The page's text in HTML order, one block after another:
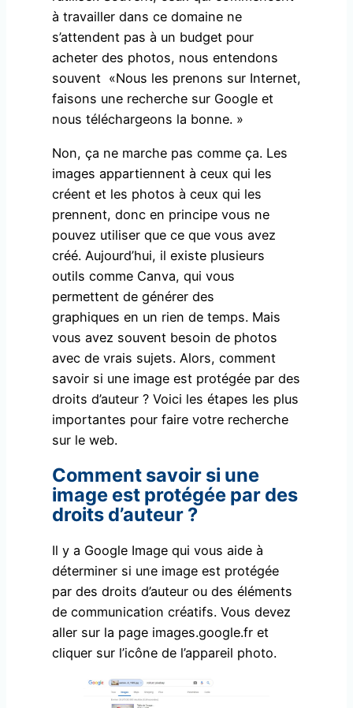
à travailler dans ce domaine ne
s’attendent pas à un budget pour
acheter des photos, nous entendons
souvent «Nous les prenons sur Internet,
faisons une recherche sur Google et
nous téléchargeons la bonne. »
Non, ça ne marche pas comme ça. Les
images appartiennent à ceux qui les
créent et les photos à ceux qui les
prennent, donc en principe vous ne
pouvez utiliser que ce que vous avez
créé. Aujourd’hui, il existe plusieurs
outils comme Canva, qui vous
permettent de générer des
graphiques en un rien de temps. Mais
vous avez souvent besoin de photos
avec de vrais sujets. Alors, comment
savoir si une image est protégée par des
droits d’auteur ? Voici les étapes les plus
importantes pour faire votre recherche
sur le web.
Comment savoir si une
image est protégée par des
droits d’auteur ?
Il y a Google Image qui vous aide à
déterminer si une image est protégée
par des droits d’auteur ou des éléments
de communication créatifs. Vous devez
aller sur la page images.google.fr et
cliquer sur l’icône de l’appareil photo.